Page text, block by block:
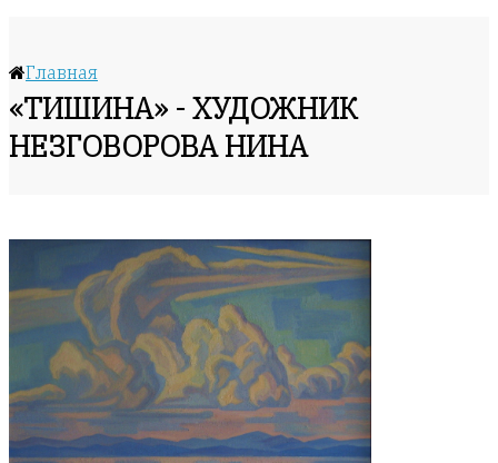
Главная
«ТИШИНА» - ХУДОЖНИК
НЕЗГОВОРОВА НИНА